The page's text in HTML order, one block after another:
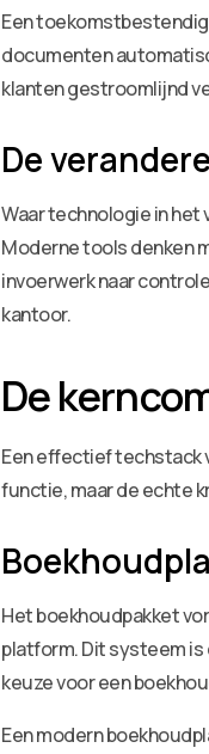
Een
documenten
klanten gestroomlijnd
De
Waar technologie in het
Moderne tools denken
invoerwerk naar
kantoor.
De
Een effectief techstack
functie, maar de echte
Het boekhoudpakket
platform. Dit systeem
keuze voor een
Een modern